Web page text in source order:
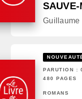
SAUVE-
Guillaume
PARUTION :
480 PAGES
ROMANS